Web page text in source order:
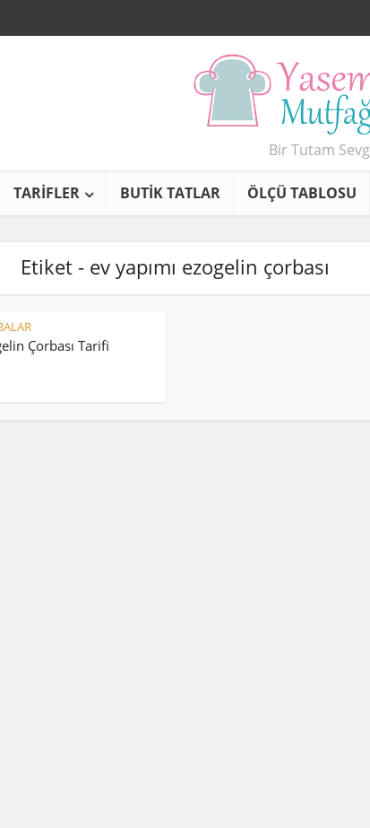
Bir Tutam
TARİFLER BUTİK TATLAR ÖLÇÜ TABLOSU
Etiket - ev yapımı ezogelin çorbası
Çorbası Tarifi